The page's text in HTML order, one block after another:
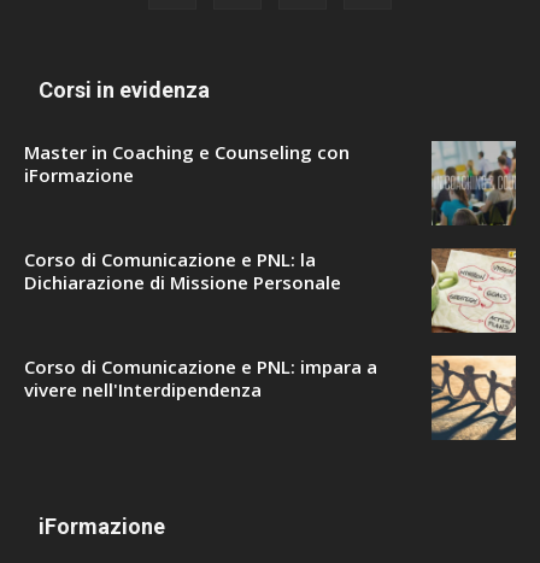
Corsi in evidenza
Master in Coaching e Counseling con
iFormazione
Corso di Comunicazione e PNL: la
Dichiarazione di Missione Personale
Corso di Comunicazione e PNL: impara a
vivere nell'Interdipendenza
iFormazione